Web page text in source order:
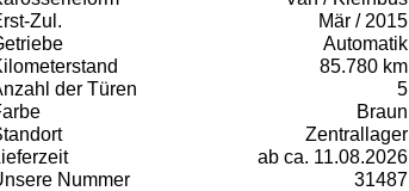
Zul.
Mär / 2015
Automatik
85.780 km
der Türen
5
Braun
Zentrallager
ab ca. 11.08.2026
Nummer
31487